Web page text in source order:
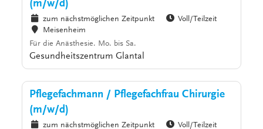
(m/w/d)
zum nächstmöglichen Zeitpunkt
Voll/Teilzeit
Meisenheim
Für die Anästhesie. Mo. bis Sa.
Gesundheitszentrum Glantal
Pflegefachmann / Pflegefachfrau Chirurgie
(m/w/d)
zum nächstmöglichen Zeitpunkt
Voll/Teilzeit